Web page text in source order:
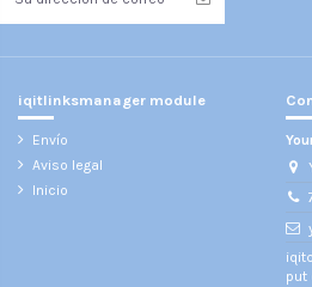
iqitlinksmanager module
Envío
Aviso legal
Inicio
put